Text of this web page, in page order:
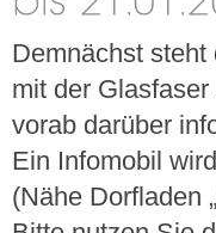
Demnächst steht
mit der
vorab darüber
Ein Infomobil
(Nähe Dorfladen